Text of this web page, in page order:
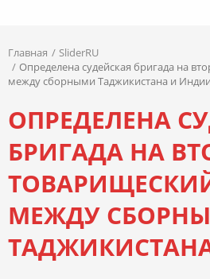
Главная
SliderRU
Определена судейская бригада на
между сборными Таджикистана и Индии
ОПРЕДЕЛЕНА
БРИГАДА НА
МЕЖДУ